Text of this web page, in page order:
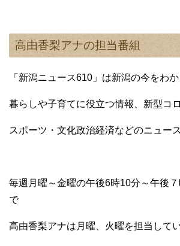
高由香梨アナの担当番組
「新潟ニュース610」は新潟の今をわか
暮らしや子育てに役立つ情報、新型コ
スポーツ・文化政治経済などのニュー
毎週月曜～金曜の午後6時10分～午後
で
高由香梨アナは月曜、火曜を担当してい